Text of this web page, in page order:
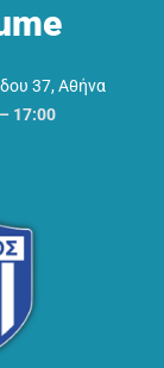
37, Αθήνα
17:00